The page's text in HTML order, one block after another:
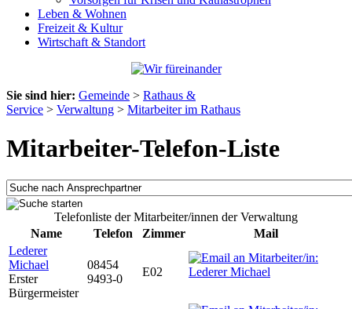
Leben & Wohnen
Freizeit & Kultur
Wirtschaft & Standort
Sie sind hier: Gemeinde > Rathaus &
Service > Verwaltung > Mitarbeiter im Rathaus
Mitarbeiter-Telefon-Liste
Telefonliste der Mitarbeiter/innen der Verwaltung
Name
Telefon Zimmer
Mail
Lederer
Michael
Erster
Bürgermeister
08454
9493-0
E02